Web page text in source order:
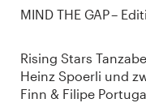
MIND THE GAP –
Rising Stars
Heinz Spoerli und
Finn & Filipe